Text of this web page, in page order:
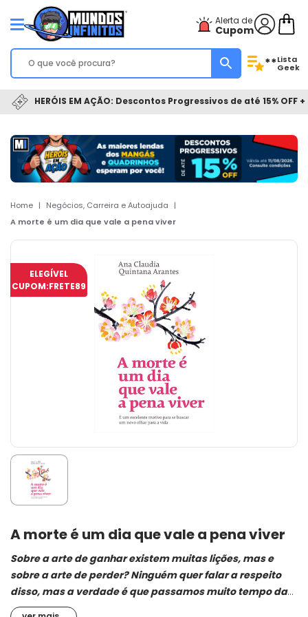
Alerta de
Cupom
**Lista
Geek
HERÓIS EM AÇÃO: Descontos Progressivos de até 15% OFF
Home | Negócios, Carreira e Autoajuda
|
A morte é um dia que vale a pena viver
ELEGÍVEL
CUPOM:FRETE89
A morte é um dia que vale a pena viver
Sobre a arte de ganhar existem muitas lições, mas e
sobre a arte de perder? Ninguém quer falar a respeito
disso, mas a verdade é que passamos muito tempo da
vida em grande sofrimento quando perdemos bens,